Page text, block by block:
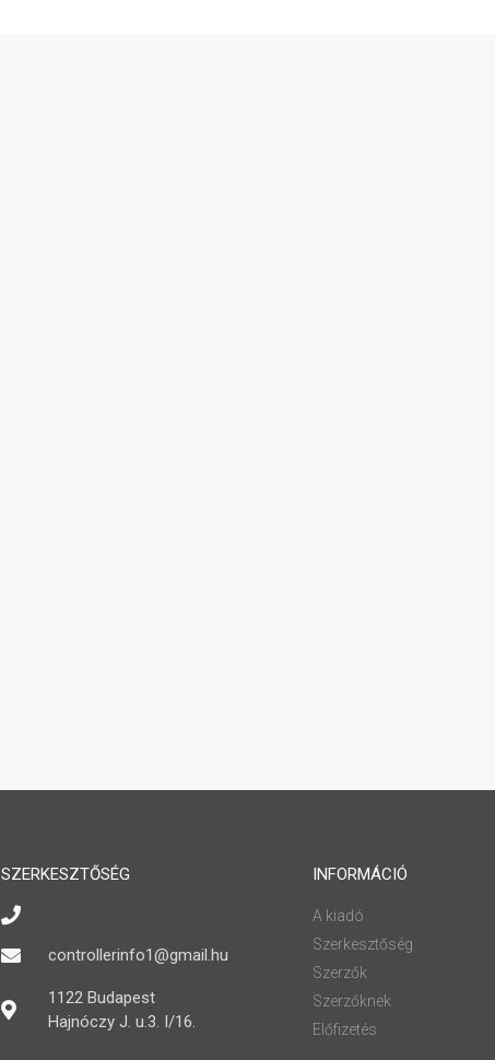
SZERKESZTŐSÉG
controllerinfo1@gmail.hu
1122 Budapest
Hajnóczy J. u.3. I/16.
INFORMÁCIÓ
A kiadó
Szerkesztőség
Szerzők
Szerzőknek
Előfizetés